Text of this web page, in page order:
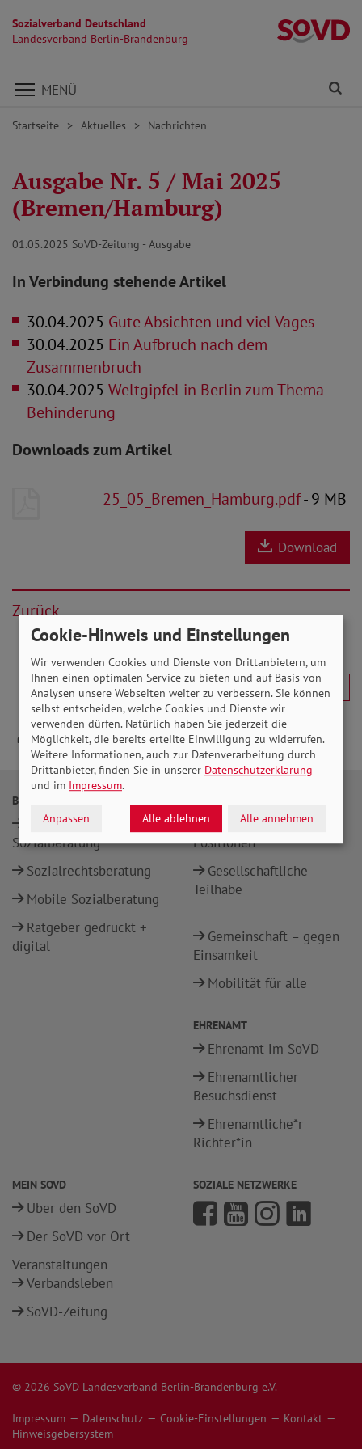
Sozialverband Deutschland
Landesverband Berlin-Brandenburg
Direkt zu den Inhalten springen
MENÜ
Startseite Aktuelles Nachrichten
Ausgabe Nr. 5 / Mai 2025
(Bremen/Hamburg)
01.05.2025 SoVD-Zeitung - Ausgabe
In Verbindung stehende Artikel
30.04.2025 Gute Absichten und viel Vages
30.04.2025 Ein Aufbruch nach dem
Zusammenbruch
30.04.2025 Weltgipfel in Berlin zum Thema
Behinderung
Downloads zum Artikel
25_05_Bremen_Hamburg.pdf- 9 MB
Download
Zurück
BERATUNG
Alltags- und
Sozialberatung
Sozialrechtsberatung
Mobile Sozialberatung
Ratgeber gedruckt +
digital
Sozialpolitische
Positionen
Gesellschaftliche
Teilhabe
Gemeinschaft – gegen
Einsamkeit
Mobilität für alle
EHRENAMT
Ehrenamt im SoVD
Ehrenamtlicher
Besuchsdienst
Ehrenamtliche*r
Richter*in
MEIN SOVD
Über den SoVD
Der SoVD vor Ort
Veranstaltungen
Verbandsleben
SoVD-Zeitung
SOZIALE NETZWERKE
© 2026 SoVD Landesverband Berlin-Brandenburg e.V.
Impressum Datenschutz Cookie-Einstellungen
Kontakt
Hinweisgebersystem
Cookie-Hinweis und Einstellungen
Wir verwenden Cookies und Dienste von Drittanbietern, um
Ihnen einen optimalen Service zu bieten und auf Basis von
Analysen unsere Webseiten weiter zu verbessern. Sie können
selbst entscheiden, welche Cookies und Dienste wir
verwenden dürfen. Natürlich haben Sie jederzeit die
Möglichkeit, die bereits erteilte Einwilligung zu widerrufen.
Weitere Informationen, auch zur Datenverarbeitung durch
Drittanbieter, finden Sie in unserer Datenschutzerklärung
und im Impressum.
Anpassen Alle ablehnen Alle annehmen